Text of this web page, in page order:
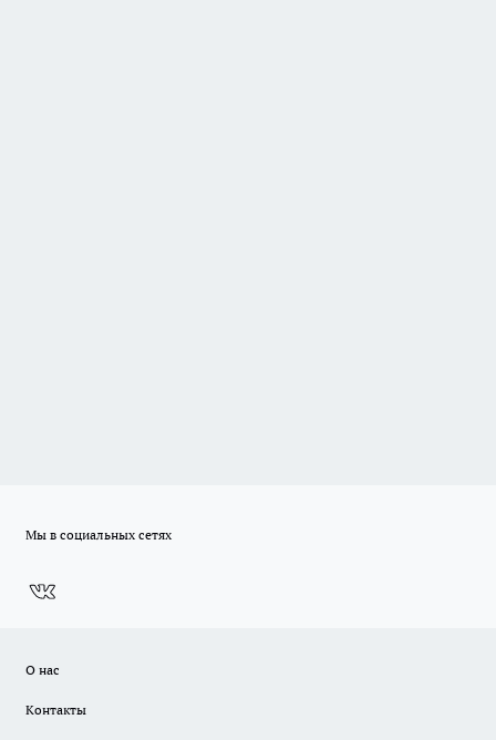
Мы в социальных сетях
О нас
Контакты